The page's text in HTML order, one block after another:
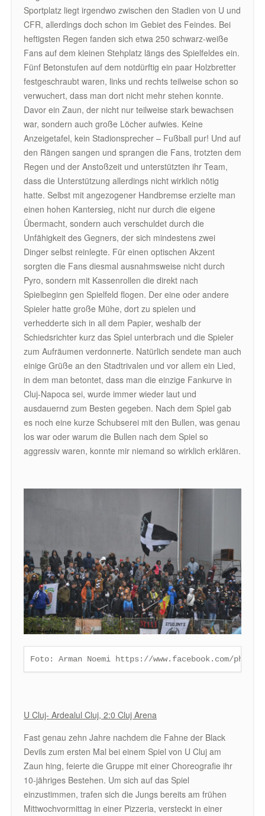
Sportplatz liegt irgendwo zwischen den Stadien von U und
CFR, allerdings doch schon im Gebiet des Feindes. Bei
heftigsten Regen fanden sich etwa 250 schwarz-weiße
Fans auf dem kleinen Stehplatz längs des Spielfeldes ein.
Fünf Betonstufen auf dem notdürftig ein paar Holzbretter
festgeschraubt waren, links und rechts teilweise schon so
verwuchert, dass man dort nicht mehr stehen konnte.
Davor ein Zaun, der nicht nur teilweise stark bewachsen
war, sondern auch große Löcher aufwies. Keine
Anzeigetafel, kein Stadionsprecher – Fußball pur! Und auf
den Rängen sangen und sprangen die Fans, trotzten dem
Regen und der Anstoßzeit und unterstützten ihr Team,
dass die Unterstützung allerdings nicht wirklich nötig
hatte. Selbst mit angezogener Handbremse erzielte man
einen hohen Kantersieg, nicht nur durch die eigene
Übermacht, sondern auch verschuldet durch die
Unfähigkeit des Gegners, der sich mindestens zwei
Dinger selbst reinlegte. Für einen optischen Akzent
sorgten die Fans diesmal ausnahmsweise nicht durch
Pyro, sondern mit Kassenrollen die direkt nach
Spielbeginn gen Spielfeld flogen. Der eine oder andere
Spieler hatte große Mühe, dort zu spielen und
verhedderte sich in all dem Papier, weshalb der
Schiedsrichter kurz das Spiel unterbrach und die Spieler
zum Aufräumen verdonnerte. Natürlich sendete man auch
einige Grüße an den Stadtrivalen und vor allem ein Lied,
in dem man betontet, dass man die einzige Fankurve in
Cluj-Napoca sei, wurde immer wieder laut und
ausdauernd zum Besten gegeben. Nach dem Spiel gab
es noch eine kurze Schubserei mit den Bullen, was genau
los war oder warum die Bullen nach dem Spiel so
aggressiv waren, konnte mir niemand so wirklich erklären.
Foto: Arman Noemi https://www.facebook.com/
U Cluj- Ardealul Cluj, 2:0 Cluj Arena
Fast genau zehn Jahre nachdem die Fahne der Black
Devils zum ersten Mal bei einem Spiel von U Cluj am
Zaun hing, feierte die Gruppe mit einer Choreografie ihr
10-jähriges Bestehen. Um sich auf das Spiel
einzustimmen, trafen sich die Jungs bereits am frühen
Mittwochvormittag in einer Pizzeria, versteckt in einer